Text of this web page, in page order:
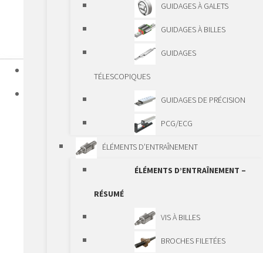
COMPOSANTS LINÉAIRES STANDARD
COMPOSANTS LINÉAIRES STANDARD –
GUIDAGES
GUIDAGES – RÉSUMÉ
AXES ET DOUILLES À
GUIDAGES À GALETS
GUIDAGES À BILLES
GUIDAGES
TÉLESCOPIQUES
GUIDAGES DE PRÉCISION
PCG/ECG
ÉLÉMENTS D’ENTRAÎNEMENT
ÉLÉMENTS D’ENTRAÎNEMENT –
RÉSUMÉ
VIS À BILLES
BROCHES FILETÉES